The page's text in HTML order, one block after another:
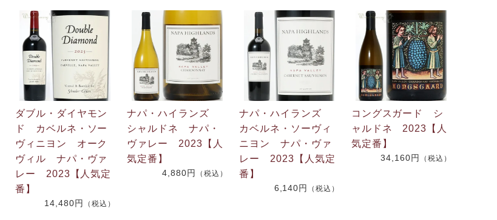
ダブル・ダイヤモン
ド カベルネ・ソー
ヴィニヨン オーク
ヴィル ナパ・ヴァ
レー 2023【人気定
番】
14,480円 （税込）
ナパ・ハイランズ
シャルドネ ナパ・
ヴァレー 2023【人
気定番】
4,880円 （税込）
ナパ・ハイランズ
カベルネ・ソーヴィ
ニヨン ナパ・ヴァ
レー 2023【人気定
番】
6,140円 （税込）
コングスガード シ
ャルドネ 2023【人
気定番】
34,160円 （税込）